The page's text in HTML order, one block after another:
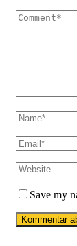
Save my